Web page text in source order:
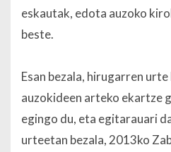
eskautak, edota auzoko
beste.
Esan bezala, hirugarren
auzokideen arteko ekartze
egingo du, eta egitarauari
urteetan bezala, 2013ko